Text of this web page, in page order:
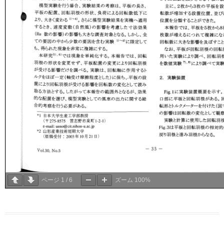
ページ 1 / 6 ズーム 100%